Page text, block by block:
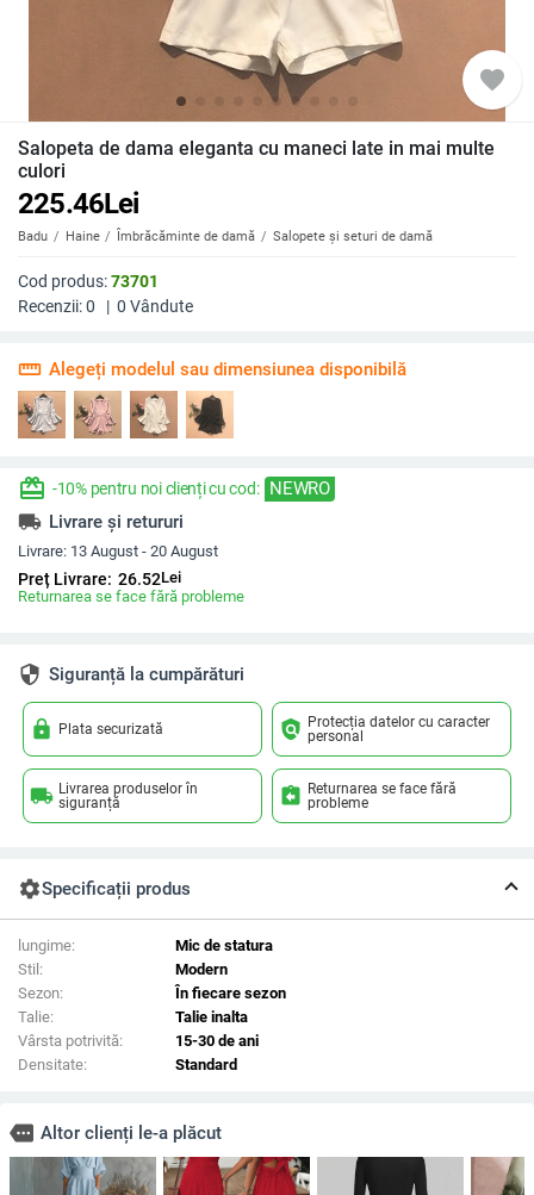
favorite
Salopeta de dama eleganta cu maneci late in mai multe
culori
225.46Lei
Badu Haine Îmbrăcăminte de damă Salopete și seturi de damă
Cod produs:73701
Recenzii:0 | 0 Vândute
straighten Alegeți modelul sau dimensiunea disponibilă
redeem -10% pentru noi clienți cu cod: NEWRO
local_shipping Livrare și retururi
Livrare: 13 August - 20 August
Preț Livrare: 26.52Lei
Returnarea se face fără probleme
security Siguranță la cumpărături
lock Plata securizată policy Protecția datelor cu caracter
personal
local_shipping Livrarea produselor în
siguranță
assignment_return Returnarea se face fără
probleme
settingsSpecificații produs
lungime:
Mic de statura
Stil:
Modern
Sezon:
În fiecare sezon
Talie:
Talie inalta
Vârsta potrivită:
15-30 de ani
Densitate:
Standard
more Altor clienți le-a plăcut